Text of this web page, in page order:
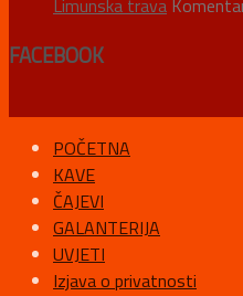
Limunska trava
FACEBOOK
POČETNA
KAVE
ČAJEVI
GALANTERIJA
UVJETI
Izjava o privatnosti